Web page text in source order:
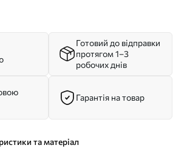
Готовий до відправки
протягом 1–3
робочих днів
Гарантія на товар
та матеріал